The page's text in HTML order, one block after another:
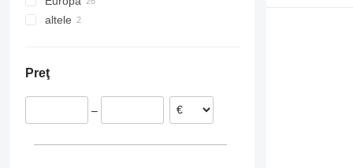
Germania
altele
Preţ
–